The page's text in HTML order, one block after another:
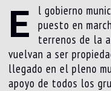
E
l gobierno
puesto en
terrenos de la
vuelvan a ser
llegado en el pleno
apoyo de todos los